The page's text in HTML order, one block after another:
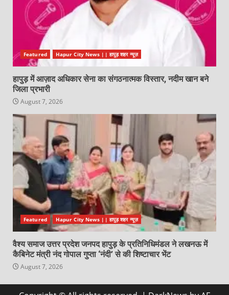
Featured Hapur City News || हापुड़ शहर न्यूज़
हापुड़ में आज़ाद अधिकार सेना का संगठनात्मक विस्तार, नदीम खान बने
जिला प्रभारी
August 7, 2026
Featured Hapur City News || हापुड़ शहर न्यूज़
वैश्य समाज उत्तर प्रदेश जनपद हापुड़ के प्रतिनिधिमंडल ने लखनऊ में
कैबिनेट मंत्री नंद गोपाल गुप्ता ‘नंदी’ से की शिष्टाचार भेंट
August 7, 2026